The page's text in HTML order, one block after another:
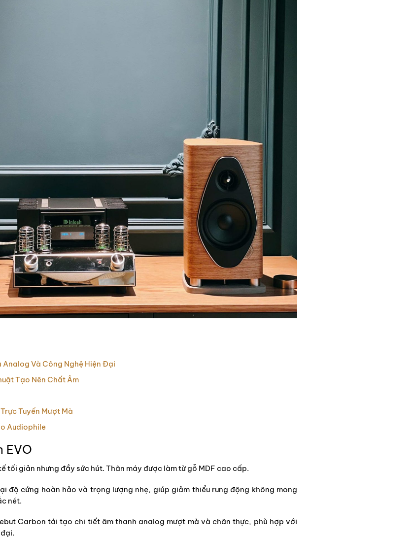
Analog Và Công Nghệ Hiện Đại
Tạo Nên Chất Âm
Tuyến Mượt Mà
Audiophile
EVO
tối giản nhưng đầy sức hút. Thân máy được làm từ gỗ MDF cao cấp.
độ cứng hoàn hảo và trọng lượng nhẹ, giúp giảm thiểu rung động không mong
nét.
Carbon tái tạo chi tiết âm thanh analog mượt mà và chân thực, phù hợp với